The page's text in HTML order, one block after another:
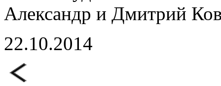
Александр и Дмитрий
22.10.2014